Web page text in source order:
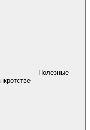
Полезные